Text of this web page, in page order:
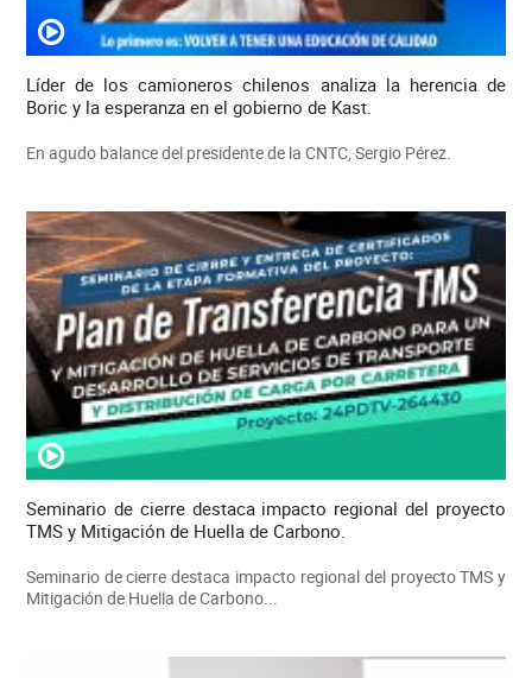
Líder de los camioneros chilenos analiza la herencia de
Boric y la esperanza en el gobierno de Kast.
En agudo balance del presidente de la CNTC, Sergio Pérez.
Seminario de cierre destaca impacto regional del proyecto
TMS y Mitigación de Huella de Carbono.
Seminario de cierre destaca impacto regional del proyecto TMS y
Mitigación de Huella de Carbono...